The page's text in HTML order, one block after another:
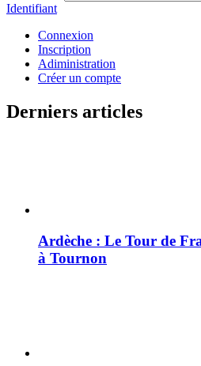
Identifiant
Connexion
Inscription
Adiministration
Créer un compte
Derniers articles
Ardèche : Le Tour de
à Tournon